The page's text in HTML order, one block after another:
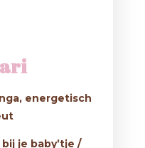
energetisch
je baby’tje /